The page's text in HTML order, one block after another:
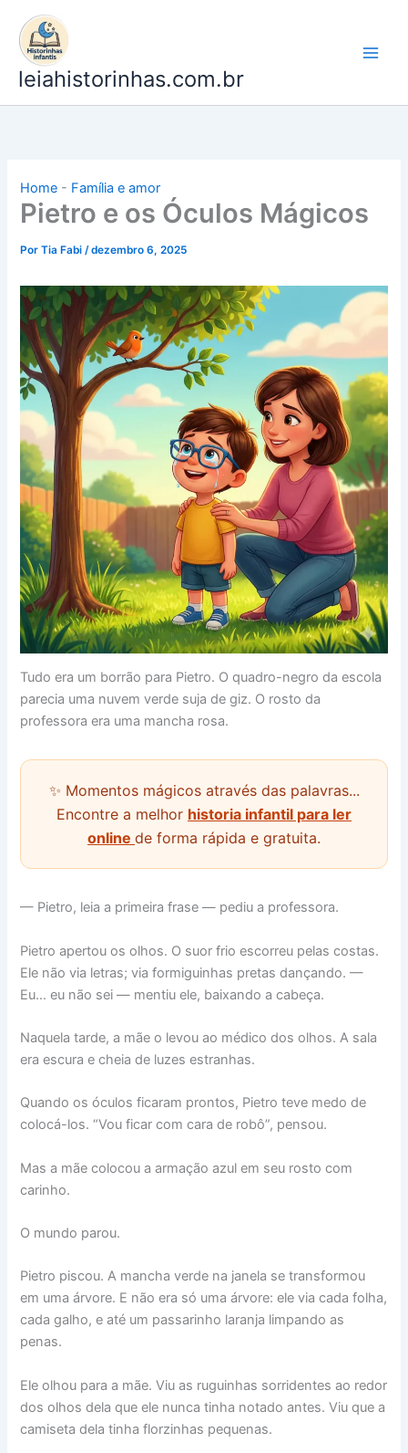
para
conteúdo
leiahistorinhas.com.br
Home - Família e amor
Pietro e os Óculos Mágicos
PorTia Fabi/dezembro 6, 2025
Tudo era um borrão para Pietro. O quadro-negro da escola
parecia uma nuvem verde suja de giz. O rosto da
professora era uma mancha rosa.
✨ Momentos mágicos através das palavras...
Encontre a melhor historia infantil para ler
online de forma rápida e gratuita.
— Pietro, leia a primeira frase — pediu a professora.
Pietro apertou os olhos. O suor frio escorreu pelas costas.
Ele não via letras; via formiguinhas pretas dançando. —
Eu… eu não sei — mentiu ele, baixando a cabeça.
Naquela tarde, a mãe o levou ao médico dos olhos. A sala
era escura e cheia de luzes estranhas.
Quando os óculos ficaram prontos, Pietro teve medo de
colocá-los. “Vou ficar com cara de robô”, pensou.
Mas a mãe colocou a armação azul em seu rosto com
carinho.
O mundo parou.
Pietro piscou. A mancha verde na janela se transformou
em uma árvore. E não era só uma árvore: ele via cada folha,
cada galho, e até um passarinho laranja limpando as
penas.
Ele olhou para a mãe. Viu as ruguinhas sorridentes ao redor
dos olhos dela que ele nunca tinha notado antes. Viu que a
camiseta dela tinha florzinhas pequenas.